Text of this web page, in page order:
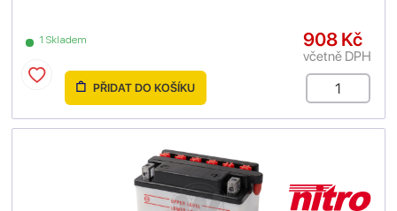
1 Skladem 908 Kč
včetně DPH
PŘIDAT DO KOŠÍKU